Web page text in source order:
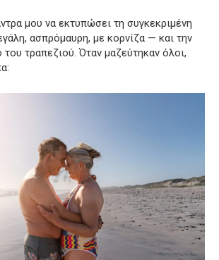
μου να εκτυπώσει τη συγκεκριμένη
ασπρόμαυρη, με κορνίζα — και την
τραπεζιού. Όταν μαζεύτηκαν όλοι,